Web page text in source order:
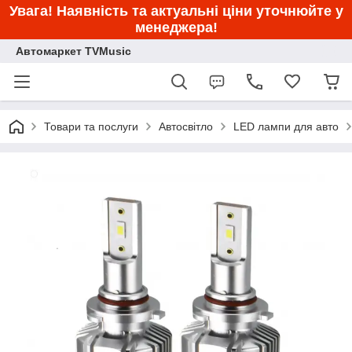
Увага! Наявність та актуальні ціни уточнюйте у
менеджера!
Автомаркет TVMusic
Товари та послуги Автосвітло LED лампи для авто